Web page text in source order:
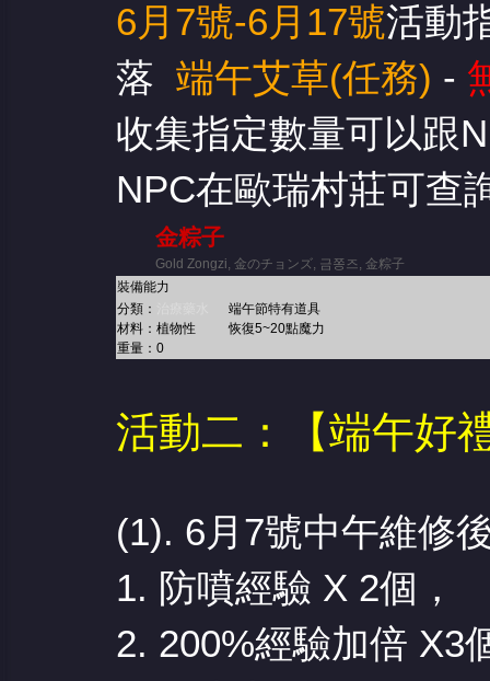
6月7號-6月17號活動
落 端午艾草(任務) -
收集指定數量可以跟
NPC在歐瑞村莊可查
金粽子
Gold Zongzi, 金のチョンズ, 금쫑즈, 金粽子
裝備能力
分類：
材料：植物性
重量：0
端午節特有道具
恢復5~20點魔力
活動二：【端午好
(1). 6月7號中午維修
1. 防噴經驗 X 2個，
2. 200%經驗加倍 X3